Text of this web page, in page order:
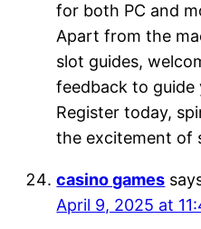
for both PC and
Apart from the
slot guides,
feedback to guide
Register today,
the excitement of
casino games
April 9, 2025 at